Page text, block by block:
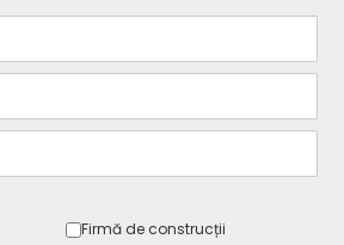
Firmă de construcții